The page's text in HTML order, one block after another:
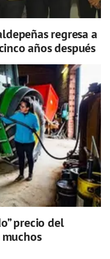
regresa a
años después
precio del